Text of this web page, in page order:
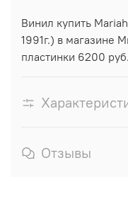
Винил купить
1991г.) в магазине
пластинки 6200
Отзывы